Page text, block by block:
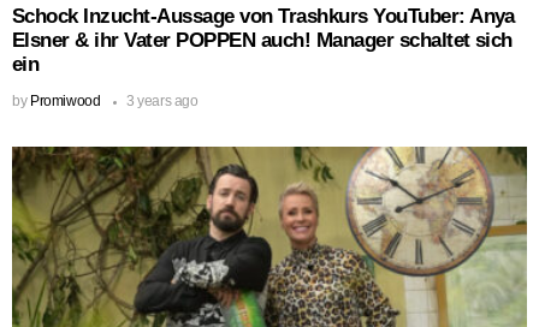
Schock Inzucht-Aussage von Trashkurs YouTuber: Anya
Elsner & ihr Vater POPPEN auch! Manager schaltet sich
ein
by Promiwood 3 years ago